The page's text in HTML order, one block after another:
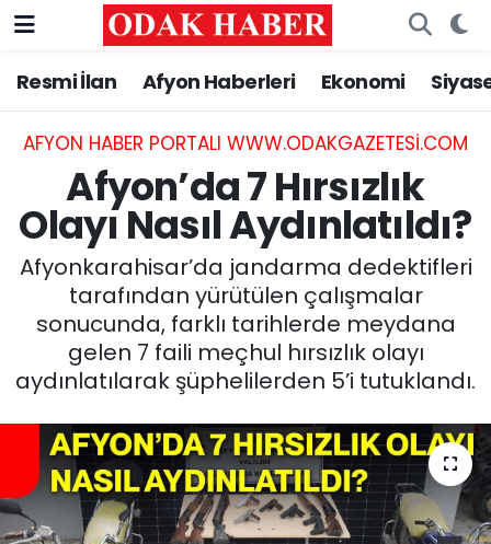
Resmi İlan Afyon Haberleri Ekonomi
AFYON HABER PORTALI WWW.ODAKGAZETESI.COM
Afyon’da 7 Hırsızlık
Olayı Nasıl Aydınlatıldı?
Afyonkarahisar’da jandarma dedektifleri
tarafından yürütülen çalışmalar
sonucunda, farklı tarihlerde meydana
gelen 7 faili meçhul hırsızlık olayı
aydınlatılarak şüphelilerden 5’i tutuklandı.
AFYONKARAHİSAR HABERLERİ
Resmi İlan
ASAYİŞ
GÜNCEL
SİYASET
EĞİTİM
MAGAZİN
SAĞLIK
SPOR
Nöbetçi Eczaneler
Hava Durumu
Trafik Durumu
Süper Lig Puan Durumu ve Fikstür
Tüm Manşetler
Son Dakika Haberleri
Haber Arşivi